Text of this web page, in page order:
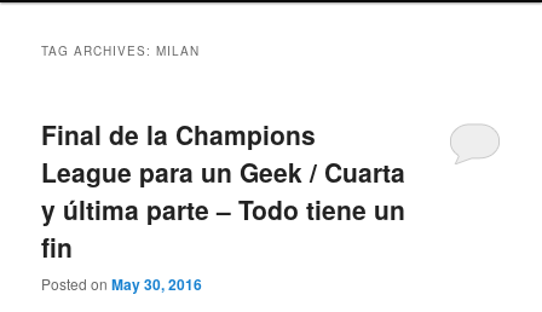
TAG ARCHIVES:MILAN
Final de la Champions
League para un Geek / Cuarta
y última parte – Todo tiene un
fin
Posted onMay 30, 2016